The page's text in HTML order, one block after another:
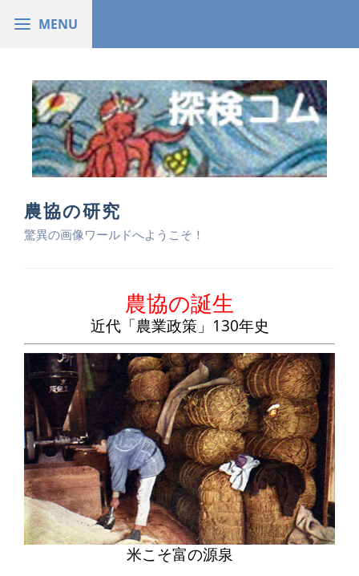
農協の研究
驚異の画像ワールドへようこそ！
農協の誕生
近代「農業政策」130年史
米こそ富の源泉